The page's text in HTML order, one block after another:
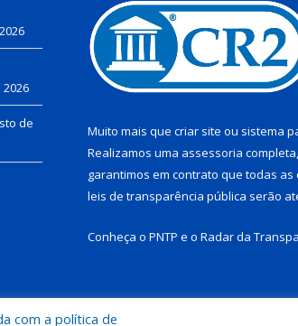
de
Muito mais que criar site ou sistema
Realizamos uma assessoria
garantimos em contrato que todas as
leis de transparência pública serão
Conheça o PNTP e o Radar da
com a política de